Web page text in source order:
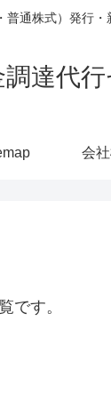
通株式）発行
調達代
会
です。